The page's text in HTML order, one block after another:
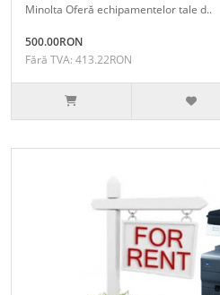
Minolta Oferă echipamentelor tale d..
500.00RON
Fără TVA: 413.22RON